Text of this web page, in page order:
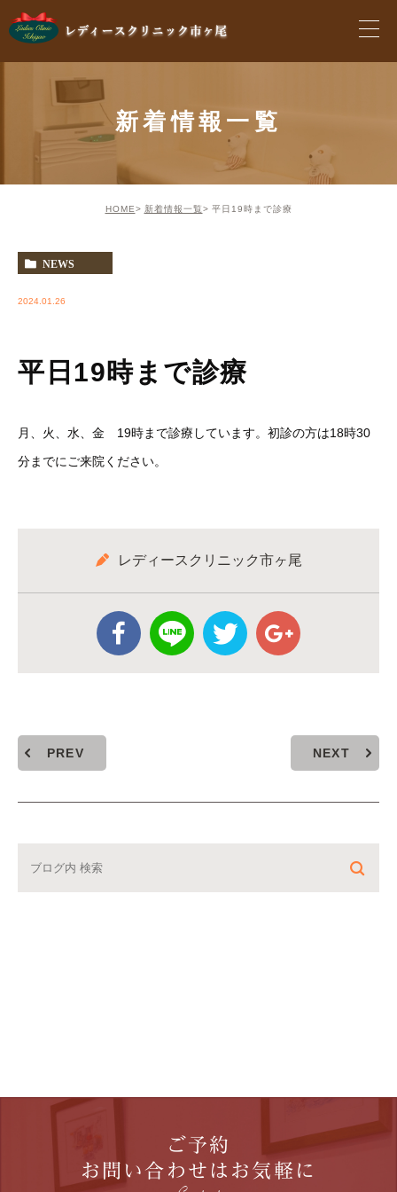
新着情報一覧
HOME 新着情報一覧 平日19時まで診療
NEWS
2024.01.26
平日19時まで診療
月、火、水、金 19時まで診療しています。 初診の方は18時30
分までにご来院ください。
レディースクリニック市ヶ尾
PREV NEXT
ご予約
お問い合わせはお気軽に